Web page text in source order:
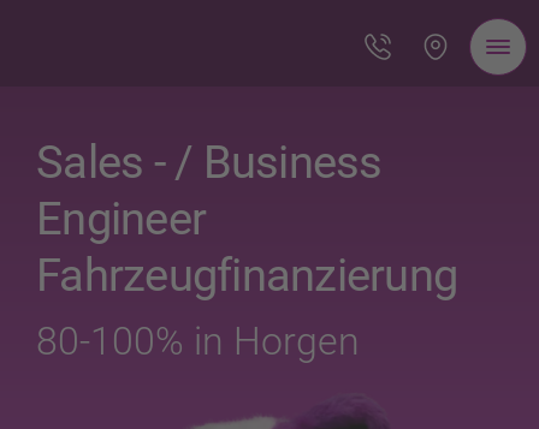
Sales - / Business
Engineer
Fahrzeugfinanzierung
80-100% in Horgen